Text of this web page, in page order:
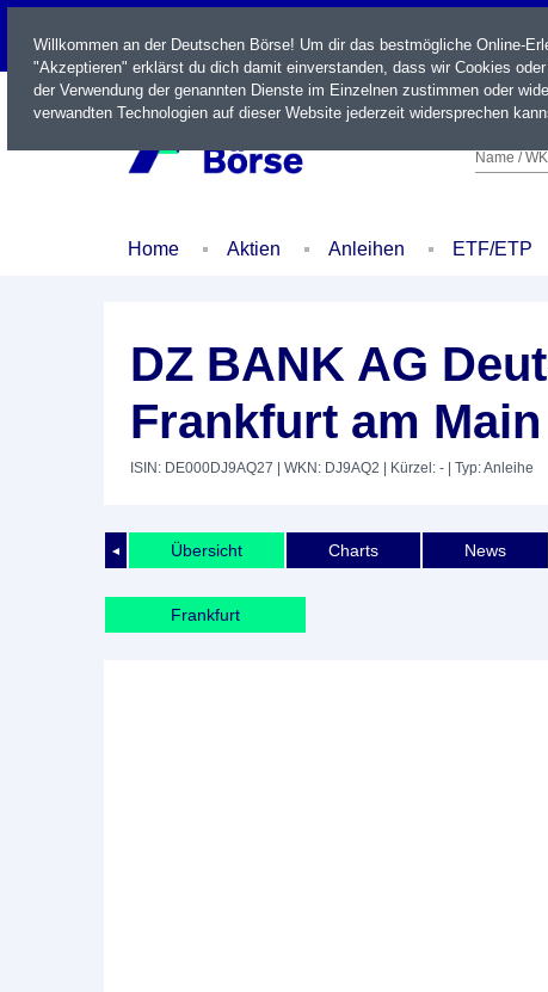
LIVE
Name /
Home Aktien Anleihen ETF/ETP
DZ BANK AG
Frankfurt am Main
ISIN: DE000DJ9AQ27 | WKN: DJ9AQ2 | Kürzel: - | Typ: Anleihe
◄ Übersicht Charts News
Frankfurt
Willkommen an der Deutschen Börse! Um dir das bestmögliche Online-
"Akzeptieren" erklärst du dich damit einverstanden, dass wir Cookies
der Verwendung der genannten Dienste im Einzelnen zustimmen oder
verwandten Technologien auf dieser Website jederzeit widersprechen